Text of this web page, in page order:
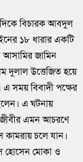
বিচারক আবদুল
১৮ ধারার একটি
জামিন
দুলাল উত্তেজিত হয়ে
সময় বিবাদী পক্ষের
এ ঘটনায়
এমন আচরণে
কামরায় চলে যান।
হোসেন মোকা ও